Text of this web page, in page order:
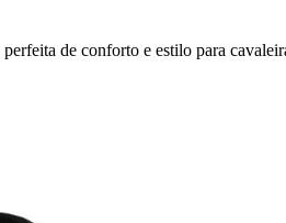
de conforto e estilo para